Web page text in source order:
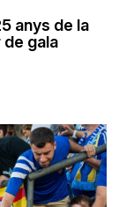
anys de la
de gala